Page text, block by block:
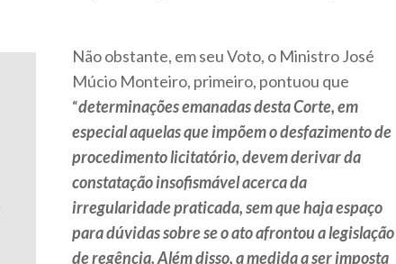
Não obstante, em seu Voto, o Ministro José
Múcio Monteiro, primeiro, pontuou que
“determinações emanadas desta Corte, em
especial aquelas que impõem o desfazimento de
procedimento licitatório, devem derivar da
constatação insofismável acerca da
irregularidade praticada, sem que haja espaço
para dúvidas sobre se o ato afrontou a legislação
de regência. Além disso, a medida a ser imposta